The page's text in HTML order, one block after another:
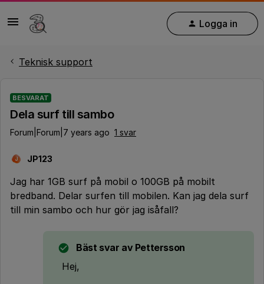
Logga in
Teknisk support
BESVARAT
Dela surf till sambo
Forum|Forum|7 years ago 1 svar
J JP123
Jag har 1GB surf på mobil o 100GB på mobilt
bredband. Delar surfen till mobilen. Kan jag dela surf
till min sambo och hur gör jag isåfall?
Bäst svar av Pettersson
Hej,